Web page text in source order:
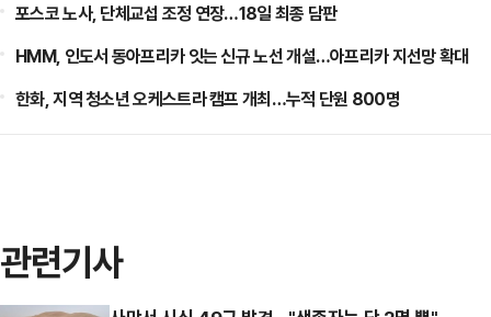
포스코 노사, 단체교섭 조정 연장…18일 최종 담판
HMM, 인도서 동아프리카 잇는 신규 노선 개설…아프리카 지선망 확대
한화, 지역 청소년 오케스트라 캠프 개최…누적 단원 800명
관련기사